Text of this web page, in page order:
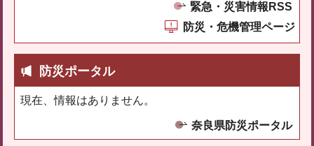
緊急・災害情報RSS
防災・危機管理ページ
防災ポータル
現在、情報はありません。
奈良県防災ポータル